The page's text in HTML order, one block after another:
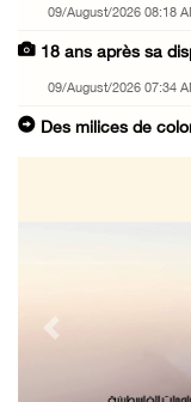
09/August/2026 08:18
18 ans après sa
09/August/2026 07:34
Des milices de
09/August/2026 12:11
Des colons
08/August/2026 09:28
Previous